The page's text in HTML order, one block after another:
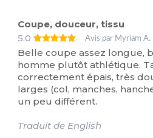
Coupe, douceur, tissu
5.0
Avis par Myriam A.
Belle coupe assez longue,
homme plutôt athlétique.
correctement épais, très
larges (col, manches,
un peu différent.
Traduit de English